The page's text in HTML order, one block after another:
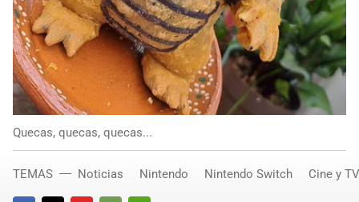
Quecas, quecas, quecas...
TEMAS Noticias Nintendo Nintendo Switch Cine y TV